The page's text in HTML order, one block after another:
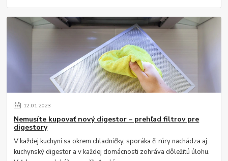
12.01.2023
Nemusíte kupovať nový digestor – prehľad filtrov pre
digestory
V každej kuchyni sa okrem chladničky, sporáka či rúry nachádza aj
kuchynský digestor a v každej domácnosti zohráva dôležitú úlohu.